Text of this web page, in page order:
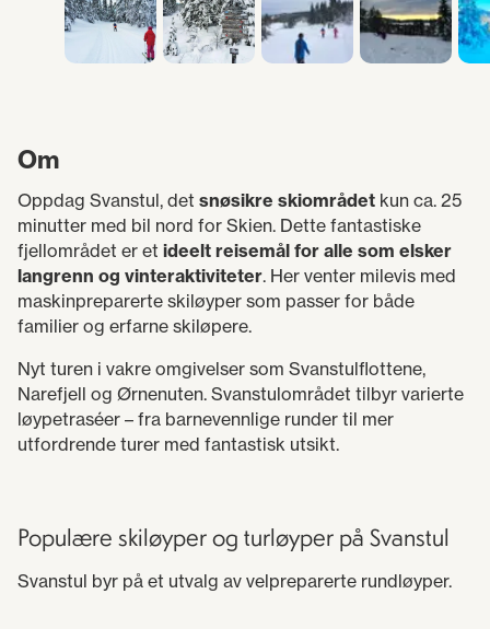
Om
Oppdag Svanstul, det snøsikre skiområdet kun ca. 25
minutter med bil nord for Skien. Dette fantastiske
fjellområdet er et ideelt reisemål for alle som elsker
langrenn og vinteraktiviteter. Her venter milevis med
maskinpreparerte skiløyper som passer for både
familier og erfarne skiløpere.
Nyt turen i vakre omgivelser som Svanstulflottene,
Narefjell og Ørnenuten. Svanstulområdet tilbyr varierte
løypetraséer – fra barnevennlige runder til mer
utfordrende turer med fantastisk utsikt.
Populære skiløyper og turløyper på Svanstul
Svanstul byr på et utvalg av velpreparerte rundløyper.